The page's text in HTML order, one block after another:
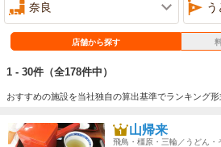
奈良
店舗から探す
1 - 30件 （全178件中）
おすすめの施設を当社独自の算出基準でランキング形
山帰来
飛鳥・橿原・三輪／うどん・